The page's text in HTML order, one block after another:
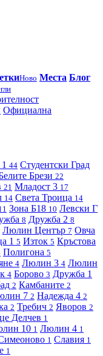
Ново Места Блог
Официална
44 Студентски Град
Брези 22
21 Младост 3 17
14 Света Троица 14
Зона Б18 10 Левски Г
8 Дружба 2 8
Люлин Център 7 Овча
1 5 Изток 5 Кръстова
Полигона 5
4 Люлин 3 4 Люлин
4 Борово 3 Дружба 1
2 Камбаните 2
7 2 Надежда 4 2
2 Требич 2 Яворов 2
Делчев 1
10 1 Люлин 4 1
1 Славия 1
1